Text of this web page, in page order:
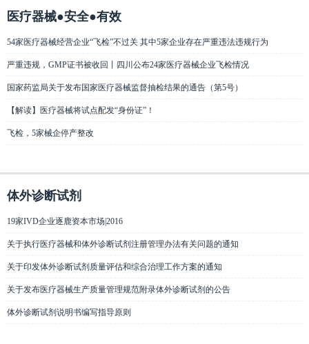
医疗器械●安全●有效
54家医疗器械经营企业“飞检”不过关 其中5家企业存在严重违法违规行为
严重违规，GMP证书被收回丨四川公布24家医疗器械企业飞检情况
国家药监局关于发布国家医疗器械监督抽检结果的通告（第5号）
【解读】医疗器械将试点配发“身份证”！
飞检，5家械企停产整改
体外诊断试剂
19家IVD企业逐鹿资本市场|2016
关于执行医疗器械和体外诊断试剂注册管理办法有关问题的通知
关于印发体外诊断试剂质量评估和综合治理工作方案的通知
关于发布医疗器械生产质量管理规范附录体外诊断试剂的公告
体外诊断试剂说明书编写指导原则